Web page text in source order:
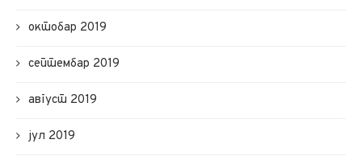
октобар 2019
септембар 2019
август 2019
јул 2019